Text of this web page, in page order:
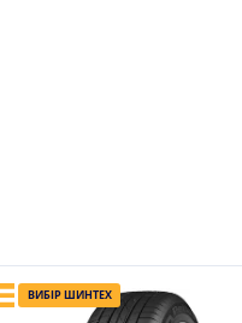
ВИБІР ШИНТЕХ